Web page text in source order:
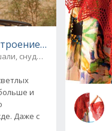
от Drops
снуды и палантины
и
Даже с